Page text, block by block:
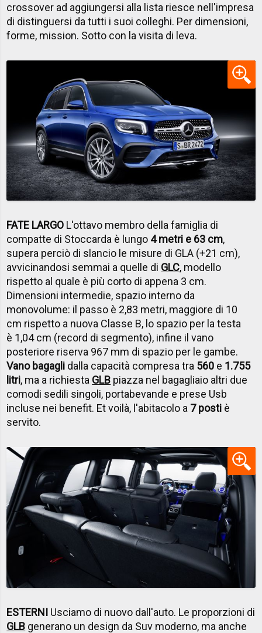
crossover ad aggiungersi alla lista riesce nell'impresa
di distinguersi da tutti i suoi colleghi. Per dimensioni,
forme, mission. Sotto con la visita di leva.
FATE LARGO L'ottavo membro della famiglia di
compatte di Stoccarda è lungo 4 metri e 63 cm,
supera perciò di slancio le misure di GLA (+21 cm),
avvicinandosi semmai a quelle di GLC, modello
rispetto al quale è più corto di appena 3 cm.
Dimensioni intermedie, spazio interno da
monovolume: il passo è 2,83 metri, maggiore di 10
cm rispetto a nuova Classe B, lo spazio per la testa
è 1,04 cm (record di segmento), infine il vano
posteriore riserva 967 mm di spazio per le gambe.
Vano bagagli dalla capacità compre­sa tra 560 e 1.755
litri, ma a richiesta GLB piazza nel bagagliaio altri due
comodi sedili singoli, portabevande e prese Usb
incluse nei benefit. Et voilà, l'abitacolo a 7 posti è
servito.
ESTERNI Usciamo di nuovo dall'auto. Le proporzioni di
GLB generano un design da Suv moderno, ma anche